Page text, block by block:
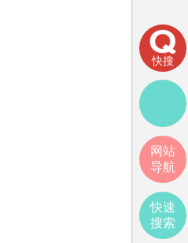
快搜
网站
导航
快速
搜索